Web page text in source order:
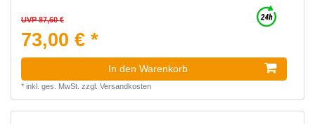
UVP 87,60 €
73,00 € *
In den Warenkorb
* inkl. ges. MwSt. zzgl. Versandkosten